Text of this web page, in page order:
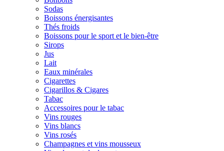
Sodas
Boissons énergisantes
Thés froids
Boissons pour le sport et le bien-être
Sirops
Jus
Lait
Eaux minérales
Cigarettes
Cigarillos & Cigares
Tabac
Accessoires pour le tabac
Vins rouges
Vins blancs
Vins rosés
Champagnes et vins mousseux